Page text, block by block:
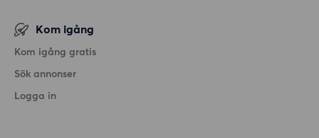
Kom igång
Kom igång gratis
Sök annonser
Logga in